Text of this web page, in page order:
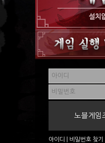
노블게임
아이디 비밀번호 찾기